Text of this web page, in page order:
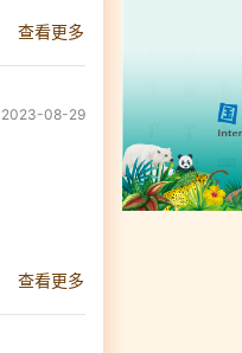
查看更多
查看更多
2023-08-29